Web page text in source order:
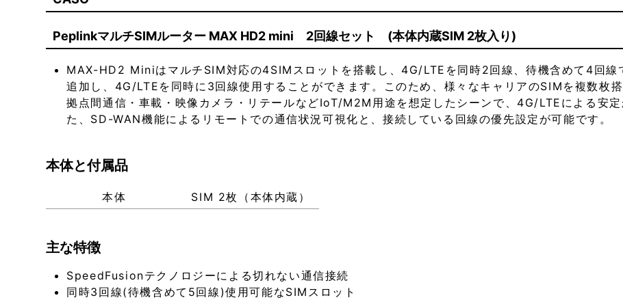
PeplinkマルチSIMルーター MAX HD2 mini 2回線セット (本体内蔵SIM 2枚入り)
MAX-HD2 MiniはマルチSIM対応の4SIMスロットを搭載し、4G/LTEを同時2回線、待機含めて4回線
追加し、4G/LTEを同時に3回線使用することができます。このため、様々なキャリアのSIMを複数枚
拠点間通信・車載・映像カメラ・リテールなどIoT/M2M用途を想定したシーンで、4G/LTEによる安
た、SD-WAN機能によるリモートでの通信状況可視化と、接続している回線の優先設定が可能です。
本体と付属品
本体 SIM 2枚（本体内蔵）
主な特徴
SpeedFusionテクノロジーによる切れない通信接続
同時3回線(待機含めて5回線)使用可能なSIMスロット